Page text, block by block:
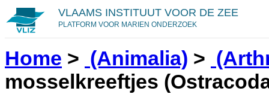
VLAAMS INSTITUUT VOOR DE ZEE
PLATFORM VOOR MARIEN ONDERZOEK
Home > (Animalia) >
mosselkreeftjes